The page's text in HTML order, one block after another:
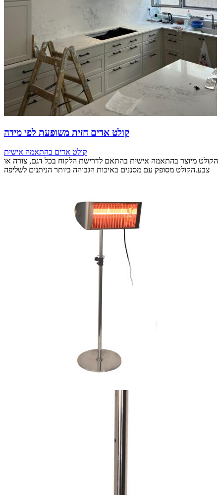
קולט אדים חזית משופעת לפי מידה
קולט אדים בהתאמה אישית
הקולט מיוצר בהתאמה אישית בהתאם לדרישת הלקוח בכל דגם, צורה או
צבע.הקולט מסופק עם מסננים באיכות הגבוהה ביותר הניתנים לשליפה